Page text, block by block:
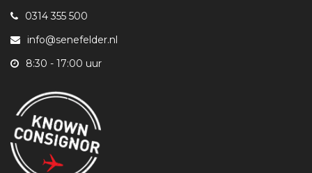
0314 355 500
info@senefelder.nl
8:30 - 17:00 uur